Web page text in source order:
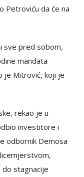
Petroviću da će na
sve pred sobom,
mandata
je Mitrović, koji je
rekao je u
investitore i
odbornik Demosa
stagnacije